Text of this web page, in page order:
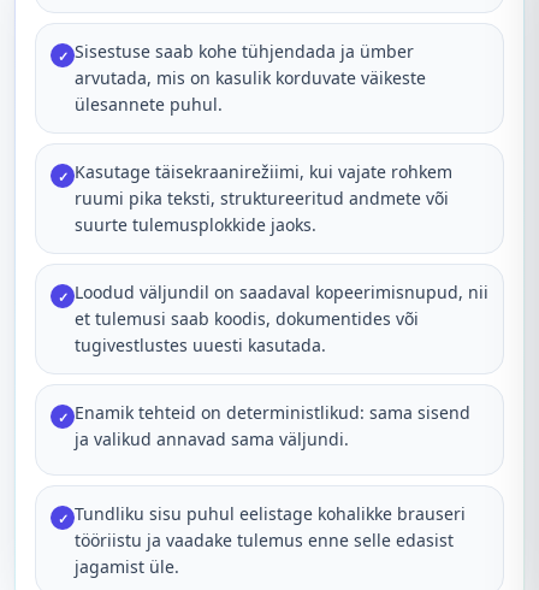
✓ Sisestuse saab kohe tühjendada ja ümber
arvutada, mis on kasulik korduvate väikeste
ülesannete puhul.
✓ Kasutage täisekraanirežiimi, kui vajate rohkem
ruumi pika teksti, struktureeritud andmete või
suurte tulemusplokkide jaoks.
✓ Loodud väljundil on saadaval kopeerimisnupud, nii
et tulemusi saab koodis, dokumentides või
tugivestlustes uuesti kasutada.
✓ Enamik tehteid on deterministlikud: sama sisend
ja valikud annavad sama väljundi.
✓ Tundliku sisu puhul eelistage kohalikke brauseri
tööriistu ja vaadake tulemus enne selle edasist
jagamist üle.